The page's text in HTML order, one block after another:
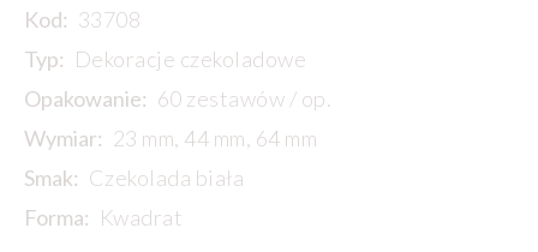
Kod: 33708
Typ: Dekoracje czekoladowe
Opakowanie: 60 zestawów / op.
Wymiar: 23 mm, 44 mm, 64 mm
Smak: Czekolada biała
Forma: Kwadrat